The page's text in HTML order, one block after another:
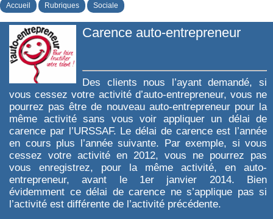
Accueil Rubriques Sociale
Carence auto-entrepreneur
Des clients nous l’ayant demandé, si
vous cessez votre activité d’auto-entrepreneur, vous ne
pourrez pas être de nouveau auto-entrepreneur pour la
même activité sans vous voir appliquer un délai de
carence par l’URSSAF. Le délai de carence est l’année
en cours plus l’année suivante. Par exemple, si vous
cessez votre activité en 2012, vous ne pourrez pas
vous enregistrez, pour la même activité, en auto-
entrepreneur, avant le 1er janvier 2014. Bien
évidemment ce délai de carence ne s’applique pas si
l’activité est différente de l’activité précédente.